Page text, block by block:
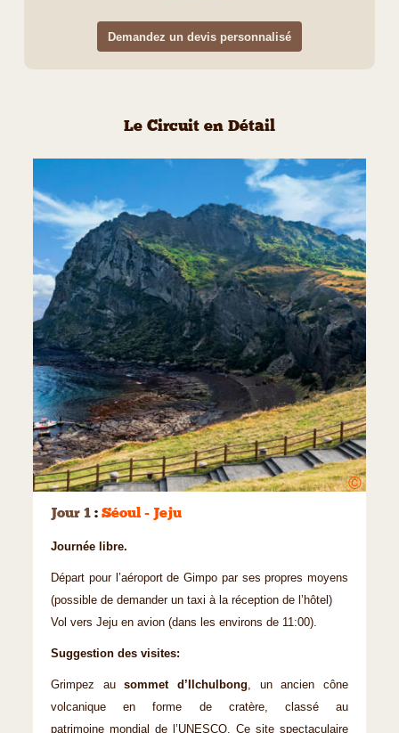
Demandez un devis personnalisé
Le Circuit en Détail
©
Jour 1 : Séoul - Jeju
Journée libre.
Départ pour l’aéroport de Gimpo par ses propres moyens
(possible de demander un taxi à la réception de l’hôtel)
Vol vers Jeju en avion (dans les environs de 11:00).
Suggestion des visites:
Grimpez ausommet d’Ilchulbong, un ancien cône
volcanique en forme de cratère, classé au
patrimoine mondial de l’UNESCO. Ce site spectaculaire